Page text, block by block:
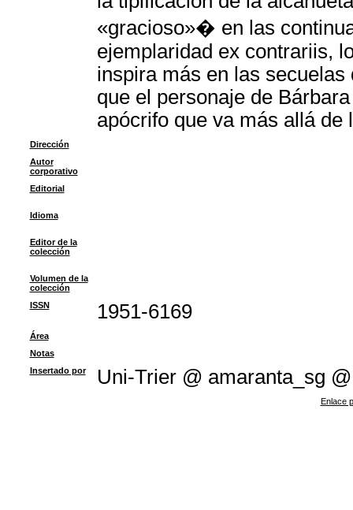
«gracioso»� en las
ejemplaridad ex contrariis,
inspira más en las
que el personaje de
apócrifo que va más allá de
Dirección
Autor
corporativo
Editorial
Idioma
Editor de la
colección
Volumen de la
colección
ISSN
1951-6169
Área
Notas
Insertado por
Uni-Trier @ amaranta_sg
Enlace